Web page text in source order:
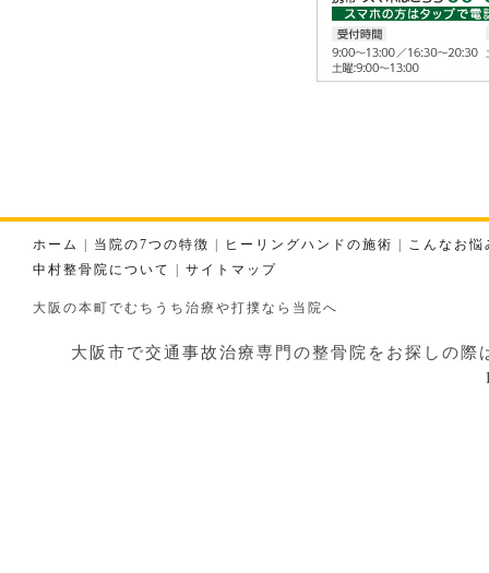
ホーム 当院の7つの特徴 ヒーリングハンドの施術
こんなお悩
中村整骨院について
サイトマップ
大阪の本町でむちうち治療や打撲なら当院へ
大阪市で交通事故治療専門の整骨院をお探しの